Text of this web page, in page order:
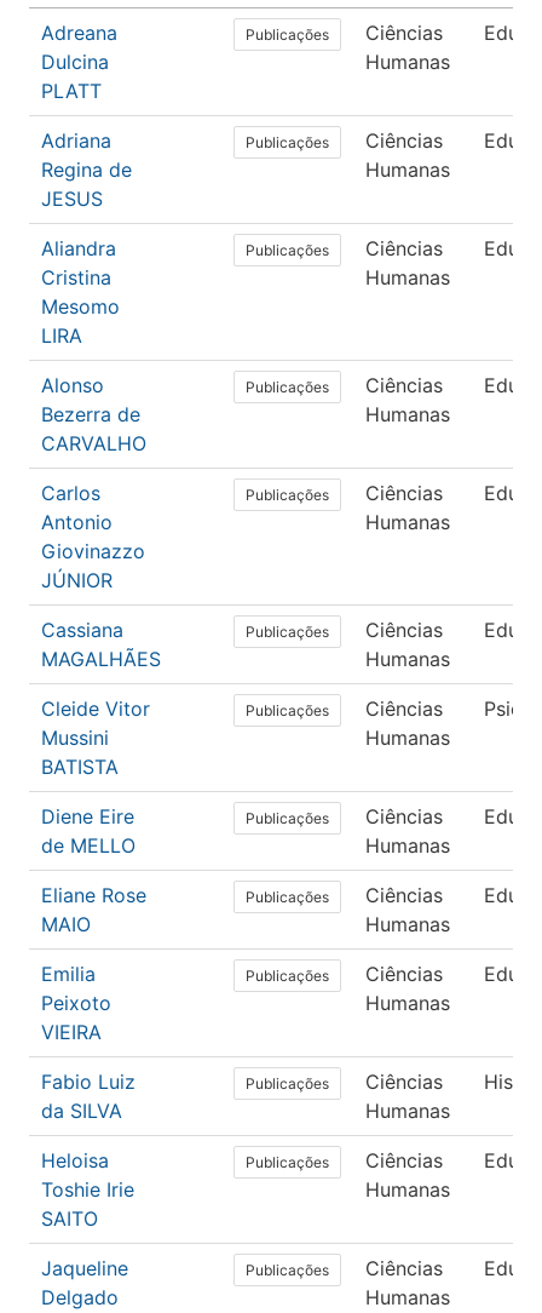
Adreana
Dulcina
PLATT
Publicações
Ciências
Humanas
Adriana
Regina de
JESUS
Publicações
Ciências
Humanas
Aliandra
Cristina
Mesomo
LIRA
Publicações
Ciências
Humanas
Alonso
Bezerra de
CARVALHO
Publicações
Ciências
Humanas
Carlos
Antonio
Giovinazzo
JÚNIOR
Publicações
Ciências
Humanas
Cassiana
MAGALHÃES
Publicações
Ciências
Humanas
Cleide Vitor
Mussini
BATISTA
Publicações
Ciências
Humanas
Diene Eire
de MELLO
Publicações
Ciências
Humanas
Eliane Rose
MAIO
Publicações
Ciências
Humanas
Emilia
Peixoto
VIEIRA
Publicações
Ciências
Humanas
Fabio Luiz
da SILVA
Publicações
Ciências
Humanas
Heloisa
Toshie Irie
SAITO
Publicações
Ciências
Humanas
Jaqueline
Delgado
Publicações
Ciências
Humanas